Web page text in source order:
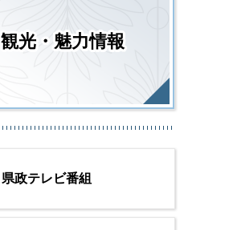
観光・魅力情報
県政テレビ番組